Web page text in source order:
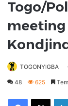
Togo/
meeting
TOGONYIGBA
48 625
FacebookX